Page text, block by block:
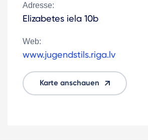
Adresse:
Elizabetes iela 10b
Web:
www.jugendstils.riga.lv
Karte anschauen